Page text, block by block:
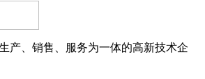
产、销售、服务为一体的高新技术企